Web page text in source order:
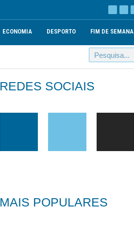
ECONOMIA DESPORTO FIM DE SEMANA
REDES SOCIAIS
MAIS POPULARES